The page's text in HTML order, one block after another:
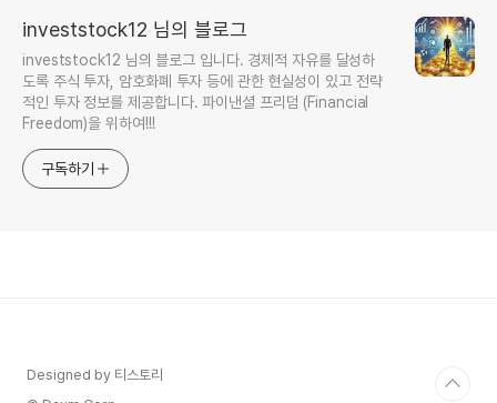
investstock12 님의 블로그
investstock12 님의 블로그 입니다. 경제적 자유를 달성하
도록 주식 투자, 암호화폐 투자 등에 관한 현실성이 있고 전략
적인 투자 정보를 제공합니다. 파이낸셜 프리덤 (Financial
Freedom)을 위하여!!!
구독하기
Designed by 티스토리